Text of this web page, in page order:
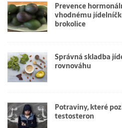
Prevence
vhodnému
brokolice
Správná skladba
rovnováhu
Potraviny, které
testosteron